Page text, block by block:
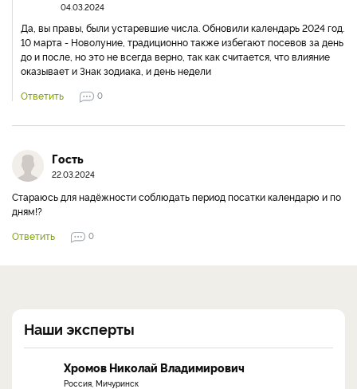
04.03.2024
Да, вы правы, были устаревшие числа. Обновили календарь 2024 год.
10 марта - Новолуние, традиционно также избегают посевов за день
до и после, но это не всегда верно, так как считается, что влияние
оказывает и Знак зодиака, и день недели
Ответить
0
Гость
22.03.2024
Стараюсь для надёжности соблюдать период посатки календарю и по
дням!?
Ответить
0
Наши эксперты
Хромов Николай Владимирович
Россия, Мичуринск